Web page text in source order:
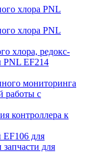
хлора PNL
хлора PNL
хлора, редокс-
PNL EF214
мониторинга
работы с
контроллера к
EF106 для
запчасти для